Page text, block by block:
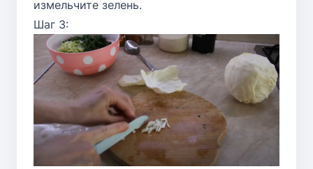
измельчите зелень.
Шаг 3: